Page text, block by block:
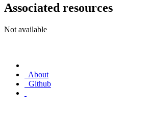
Associated resources
Not available
About
Github